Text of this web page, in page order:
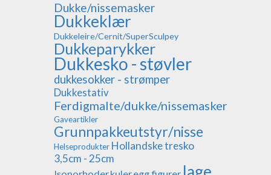
Dukke/nissemasker
Dukkeklær
Dukkeleire/Cernit/SuperSculpey
Dukkeparykker
Dukkesko - støvler
dukkesokker - strømper
Dukkestativ
Ferdigmalte/dukke/nissemasker
Gaveartikler
Grunnpakkeutstyr/nisse
Helseprodukter Hollandske tresko
3,5cm - 25cm